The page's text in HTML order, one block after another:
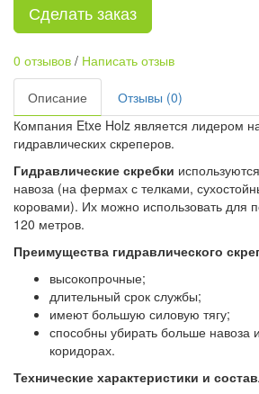
Сделать заказ
0 отзывов / Написать отзыв
Описание
Отзывы (0)
Компания Etxe Holz является лидером
гидравлических скреперов.
Гидравлические скребки
навоза (на фермах с телками,
коровами). Их можно использовать для
120 метров.
Преимущества гидравлического
высокопрочные;
длительный срок службы;
имеют большую силовую тягу;
способны убирать больше навоза
коридорах.
Технические характеристики и